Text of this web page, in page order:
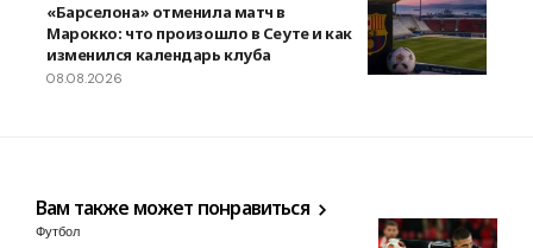
«Барселона» отменила матч в
Марокко: что произошло в Сеуте и как
изменился календарь клуба
08.08.2026
Вам также может понравиться
Футбол